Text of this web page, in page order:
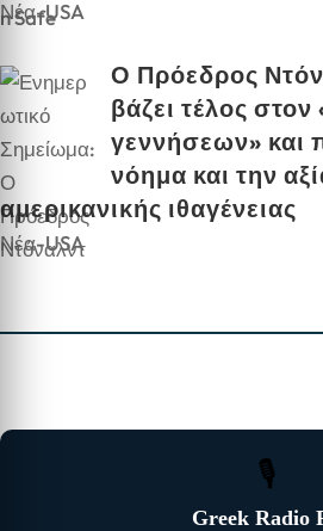
Νέα-USA
Ο Πρόεδρος
βάζει τέλος
γεννήσεων» και
νόημα και την
αμερικανικής ιθαγένειας
Νέα-USA
🎙
Greek Radio